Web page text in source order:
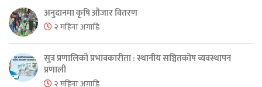
अनुदानमा कृषि औजार वितरण
२ महिना अगाडि
सुत्र प्रणालिको प्रभावकारीता : स्थानीय सञ्चितकोष व्यवस्थापन
प्रणाली
२ महिना अगाडि